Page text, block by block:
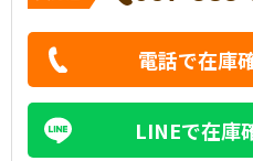
電話で在庫
LINEで在庫